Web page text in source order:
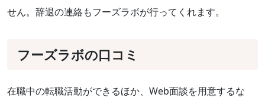
せん。辞退の連絡もフーズラボが行ってくれます。
フーズラボの口コミ
在職中の転職活動ができるほか、Web面談を用意するな